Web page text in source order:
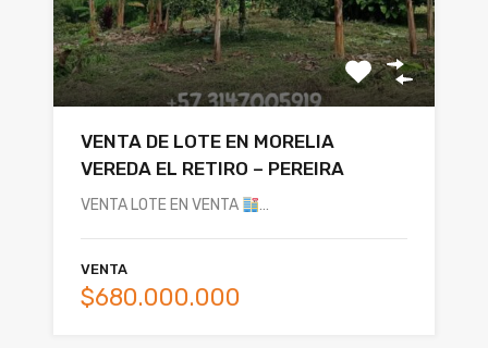
VENTA DE LOTE EN MORELIA
VEREDA EL RETIRO – PEREIRA
VENTA LOTE EN VENTA …
VENTA
$680.000.000